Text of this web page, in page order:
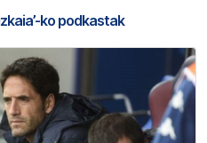
ko podkastak